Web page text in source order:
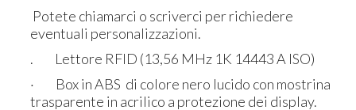
Potete chiamarci o scriverci per richiedere
eventuali personalizzazioni.
. Lettore RFID (13,56 MHz 1K 14443 A ISO)
· Box in ABS di colore nero lucido con mostrina
trasparente in acrilico a protezione dei display.